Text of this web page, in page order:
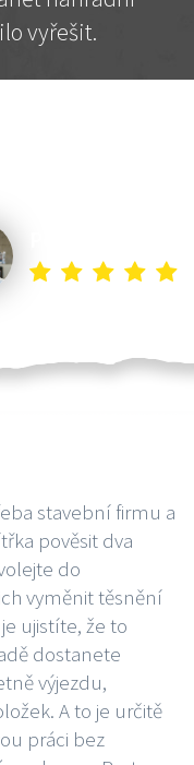
vyřešit.
stavební firmu a
pověsit dva
do
vyměnit těsnění
ujistíte, že to
dostanete
výjezdu,
A to je určitě
práci bez